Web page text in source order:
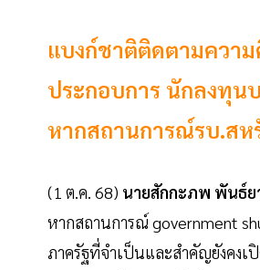
แบงก์ชาติติดตามควา
ประกอบการ นักลงทุน
หากสถานการณ์รบ.สห
(1 ต.ค. 68) นายสักกะภพ พันธ์ย
หากสถานการณ์ government
ภาครัฐที่จำเป็นและสำคัญยังคงเ